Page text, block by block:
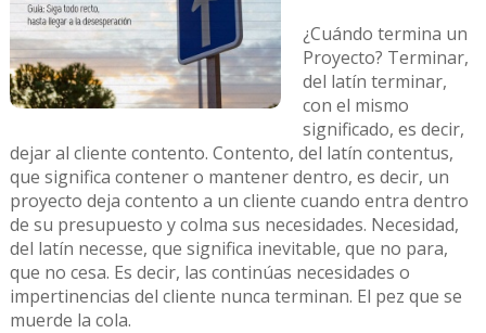
¿Cuándo termina un
Proyecto? Terminar,
del latín terminar,
con el mismo
significado, es decir,
dejar al cliente contento. Contento, del latín contentus,
que significa contener o mantener dentro, es decir, un
proyecto deja contento a un cliente cuando entra dentro
de su presupuesto y colma sus necesidades. Necesidad,
del latín necesse, que significa inevitable, que no para,
que no cesa. Es decir, las continúas necesidades o
impertinencias del cliente nunca terminan. El pez que se
muerde la cola.